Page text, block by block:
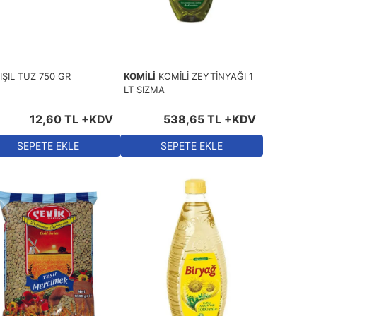
IŞIL TUZ 750 GR
12,60 TL+KDV
SEPETE EKLE
KOMİLİ KOMİLİ ZEYTİNYAĞI 1
LT SIZMA
538,65 TL +KDV
SEPETE EKLE